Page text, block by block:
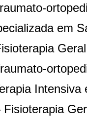
em
Geral
Intensiva
Fisioterapia